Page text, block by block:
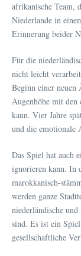
afrikanische Team,
Niederlande in
Erinnerung beider
Für die
nicht leicht
Beginn einer neuen
Augenhöhe mit den
kann. Vier Jahre
und die emotionale
Das Spiel hat auch
ignorieren kann. In
marokkanisch-
werden ganze
niederländische und
sind. Es ist ein
gesellschaftliche